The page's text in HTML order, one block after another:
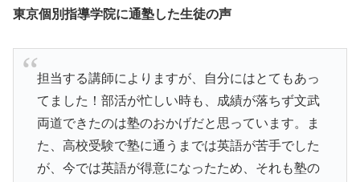
東京個別指導学院に通塾した生徒の声
担当する講師によりますが、自分にはとてもあっ
てました！部活が忙しい時も、成績が落ちず文武
両道できたのは塾のおかげだと思っています。ま
た、高校受験で塾に通うまでは英語が苦手でした
が、今では英語が得意になったため、それも塾の